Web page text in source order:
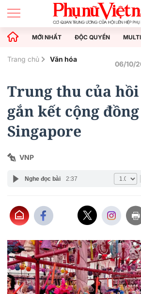
MỚI NHẤT ĐỘC QUYỀN
Trang chủ Văn hóa
06/10/
Trung thu của
gắn kết cộng
Singapore
VNP
Nghe đọc bài 2:37